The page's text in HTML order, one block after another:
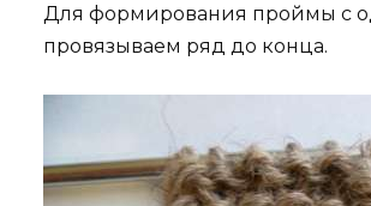
Для формирования проймы с
провязываем ряд до конца.